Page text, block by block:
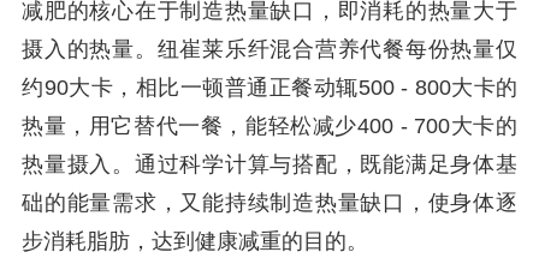
减肥的核心在于制造热量缺口，即消耗的热量大于
摄入的热量。纽崔莱乐纤混合营养代餐每份热量仅
约90大卡，相比一顿普通正餐动辄500 - 800大卡的
热量，用它替代一餐，能轻松减少400 - 700大卡的
热量摄入。通过科学计算与搭配，既能满足身体基
础的能量需求，又能持续制造热量缺口，使身体逐
步消耗脂肪，达到健康减重的目的。